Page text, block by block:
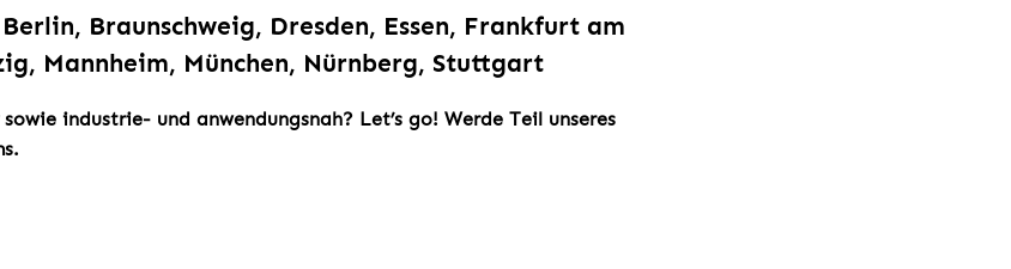
Braunschweig, Dresden, Essen, Frankfurt am
Mannheim, München, Nürnberg, Stuttgart
industrie- und anwendungsnah? Let’s go! Werde Teil unseres